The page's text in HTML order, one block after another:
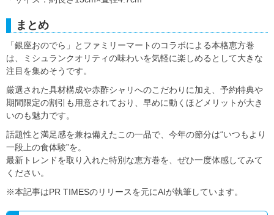
まとめ
「銀座おのでら」とファミリーマートのコラボによる本格恵方巻
は、ミシュランクオリティの味わいを気軽に楽しめるとして大きな
注目を集めそうです。
厳選された具材構成や赤酢シャリへのこだわりに加え、予約特典や
期間限定の割引も用意されており、早めに動くほどメリットが大き
いのも魅力です。
話題性と満足感を兼ね備えたこの一品で、今年の節分は“いつもより
一段上の食体験”を。
最新トレンドを取り入れた特別な恵方巻を、ぜひ一度体感してみて
ください。
※本記事はPR TIMESのリリースを元にAIが執筆しています。